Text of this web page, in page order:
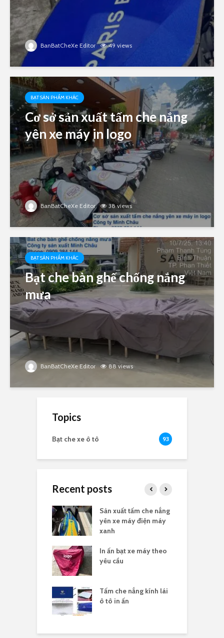
BanBatCheXe Editor 49 views
BẠT SẢN PHẨM KHÁC
Cơ sở sản xuất tấm che nắng
yên xe máy in logo
BanBatCheXe Editor 38 views
BẠT SẢN PHẨM KHÁC
Bạt che bàn ghế chống nắng
mưa
BanBatCheXe Editor 88 views
Topics
Bạt che xe ô tô 93
Recent posts
Sản xuất tấm che nắng
yên xe máy điện máy
xanh
In ấn bạt xe máy theo
yêu cầu
Tấm che nắng kính lái
ô tô in ấn